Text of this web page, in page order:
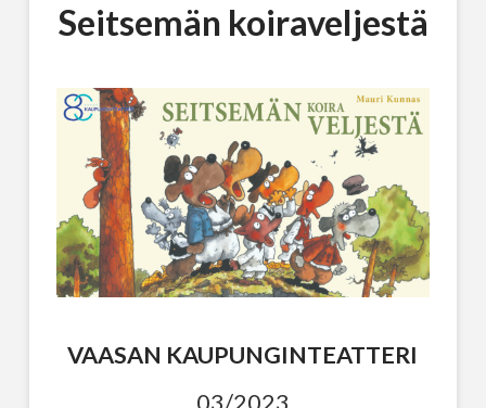
Seitsemän koiraveljestä
VAASAN KAUPUNGINTEATTERI